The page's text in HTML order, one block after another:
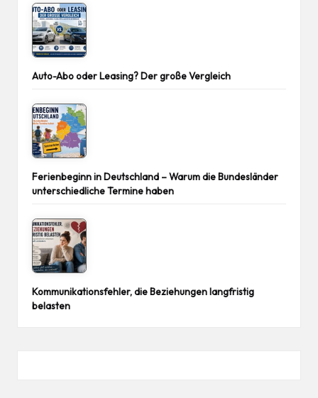
Auto-Abo oder Leasing? Der große Vergleich
Ferienbeginn in Deutschland – Warum die Bundesländer
unterschiedliche Termine haben
Kommunikationsfehler, die Beziehungen langfristig
belasten